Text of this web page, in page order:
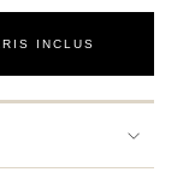
INCLUS